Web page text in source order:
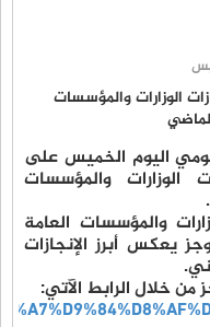
اليوم الخميس على
الوزارات والمؤسسات
والمؤسسات العامة
يعكس أبرز الإنجازات
من خلال الرابط الآتي: